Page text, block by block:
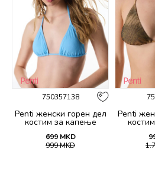
750357138
Penti женски горeн дел
костим за капење
699 MKD
999MKD
Penti